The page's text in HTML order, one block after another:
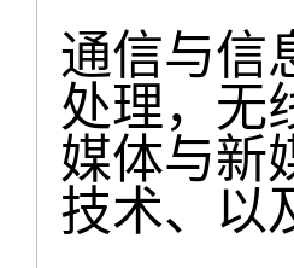
通信与信
处理，无
媒体与新
技术、以